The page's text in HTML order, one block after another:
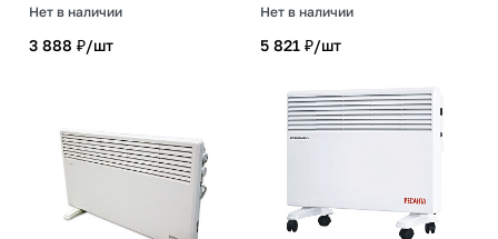
Нет в наличии
3 888 ₽/шт
Нет в наличии
5 821 ₽/шт